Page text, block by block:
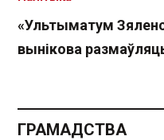
«Ультыматум
вынікова
ГРАМАДСТВА